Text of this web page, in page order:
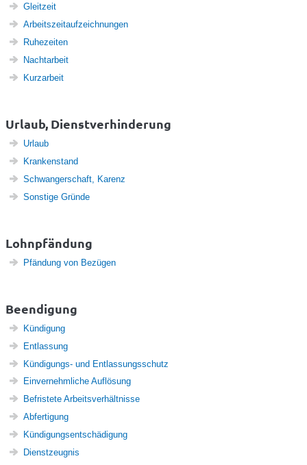
Gleitzeit
Arbeitszeitaufzeichnungen
Ruhezeiten
Nachtarbeit
Kurzarbeit
Urlaub, Dienstverhinderung
Urlaub
Krankenstand
Schwangerschaft, Karenz
Sonstige Gründe
Lohnpfändung
Pfändung von Bezügen
Beendigung
Kündigung
Entlassung
Kündigungs- und Entlassungsschutz
Einvernehmliche Auflösung
Befristete Arbeitsverhältnisse
Abfertigung
Kündigungsentschädigung
Dienstzeugnis